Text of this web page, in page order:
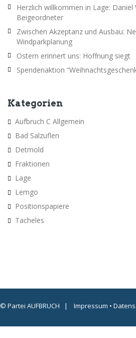
Herzlich willkommen in Lage: Daniel
Beigeordneter
Zwischen Akzeptanz und Ausbau:
Windparkplanung
Ostern erinnert uns: Hoffnung siegt
Spendenaktion
Kategorien
Aufbruch C Allgemein
Bad Salzuflen
Detmold
Fraktionen
Lage
Lemgo
Positionspapiere
Tacheles
© Partei AUFBRUCH | Impressum •